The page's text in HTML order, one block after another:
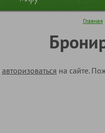
Главная
авторизоваться на сайте.